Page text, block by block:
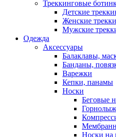
Треккинговые
Детские
Женские
Мужские
Одежда
Аксессуары
Балаклавы,
Банданы,
Варежки
Кепки, панамы
Носки
Беговые
Носки на